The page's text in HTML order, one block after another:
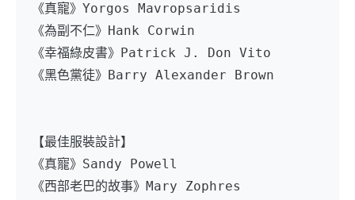
《真寵》Yorgos Mavropsaridis
《為副不仁》Hank Corwin
《幸福綠皮書》Patrick J. Don Vito
《黑色黨徒》Barry Alexander Brown
【最佳服裝設計】
《真寵》Sandy Powell
《西部老巴的故事》Mary Zophres